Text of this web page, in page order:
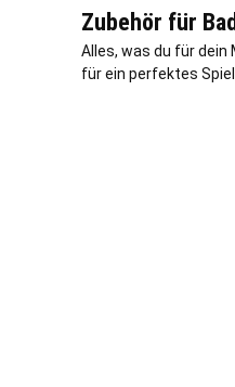
Zubehör für
Alles, was du für
für ein perfektes